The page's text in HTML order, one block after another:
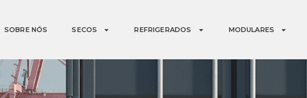
SOBRE NÓS SECOS REFRIGERADOS MODULARES